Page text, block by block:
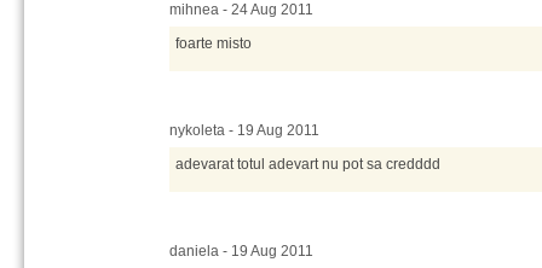
mihnea - 24 Aug 2011
foarte misto
nykoleta - 19 Aug 2011
adevarat totul adevart nu pot sa credddd
daniela - 19 Aug 2011